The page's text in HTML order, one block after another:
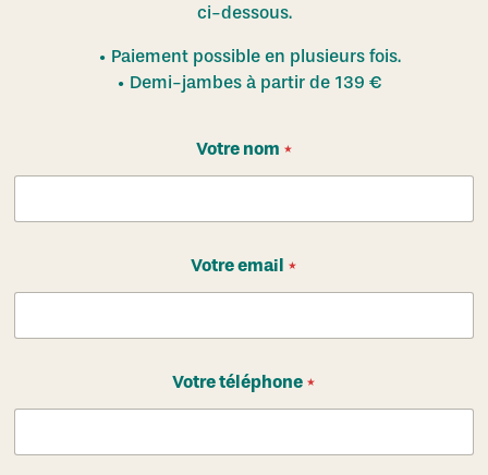
ci-dessous.
Paiement possible en plusieurs fois.
Demi-jambes à partir de 139 €
Votre nom *
Votre email *
Votre téléphone *